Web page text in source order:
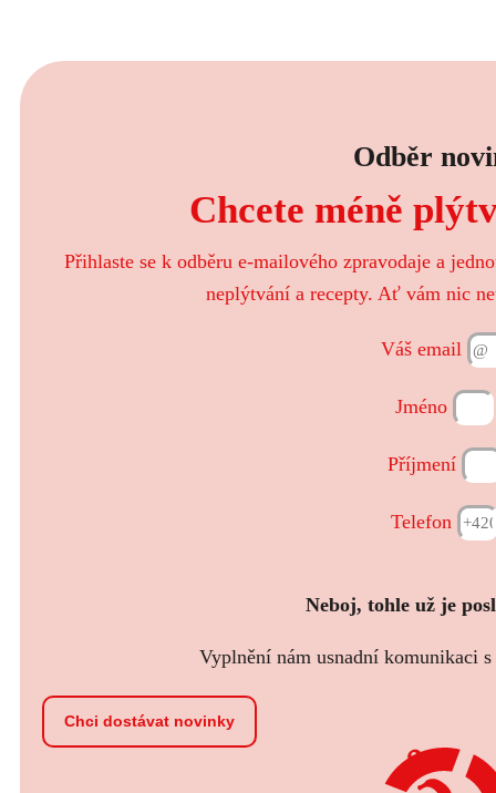
Odběr
Chcete méně
Přihlaste se k odběru e-mailového zpravodaje a
neplýtvání a recepty. Ať vám nic
Váš email
Jméno
Příjmení
Telefon
Neboj, tohle už je
Vyplnění nám usnadní komunikaci
Chci dostávat novinky